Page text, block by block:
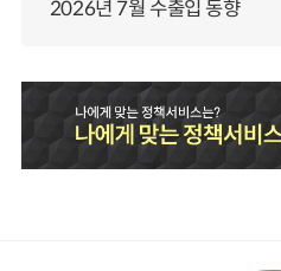
2026년 7월 수출입 동향